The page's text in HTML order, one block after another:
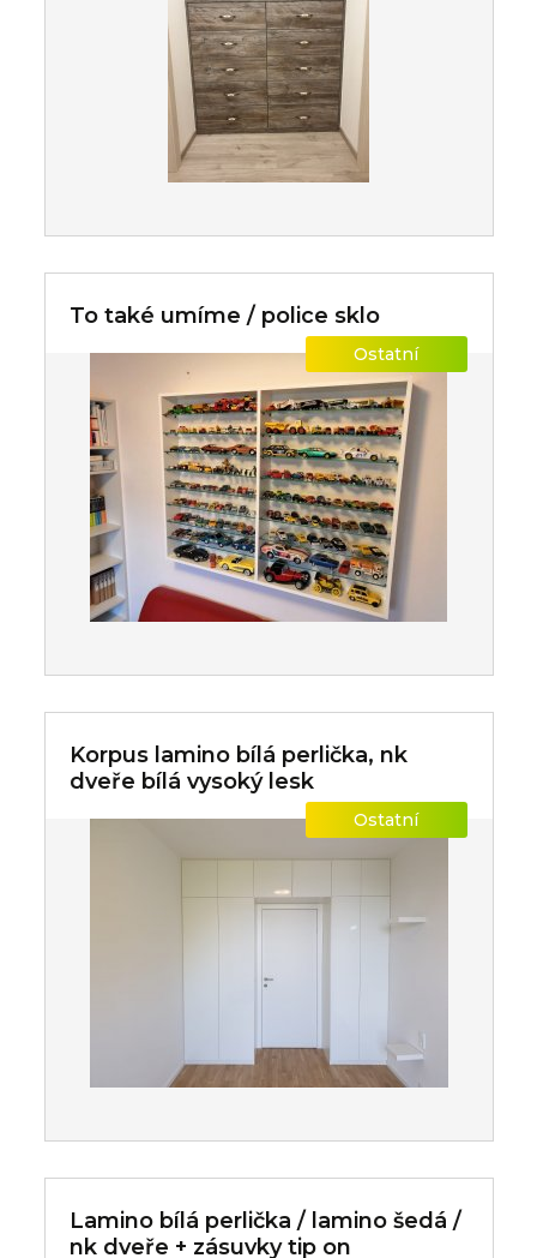
To také umíme / police sklo
Ostatní
Korpus lamino bílá perlička, nk
dveře bílá vysoký lesk
Ostatní
Lamino bílá perlička / lamino šedá /
nk dveře + zásuvky tip on